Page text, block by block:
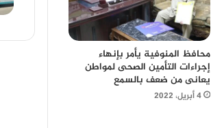
محافظ المنوفية يأمر بإنهاء
إجراءات التأمين الصحى لمواطن
يعانى من ضعف بالسمع
4 أبريل، 2022